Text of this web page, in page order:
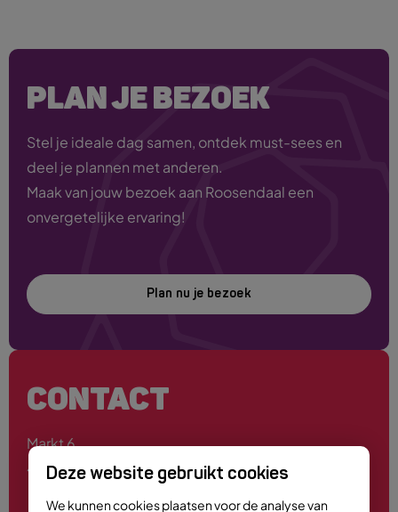
Deze website gebruikt cookies
We kunnen cookies plaatsen voor de analyse van
PLAN JE BEZOEK
Stel je ideale dag samen, ontdek must-sees en
deel je plannen met anderen.
Maak van jouw bezoek aan Roosendaal een
onvergetelijke ervaring!
Plan nu je bezoek
CONTACT
Markt 6
4701 PE Roosendaal